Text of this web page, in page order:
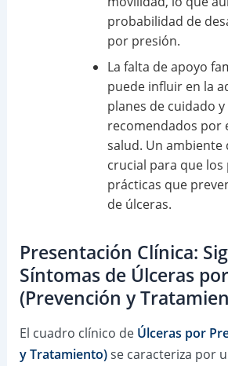
probabilidad de
por presión.
La falta de apoyo
puede influir en la
planes de cuidado
recomendados por
salud. Un ambiente
crucial para que los
prácticas que
de úlceras.
Presentación Clínica:
Síntomas de Úlceras
(Prevención y
El cuadro clínico de Úlceras por
y Tratamiento)se caracteriza por